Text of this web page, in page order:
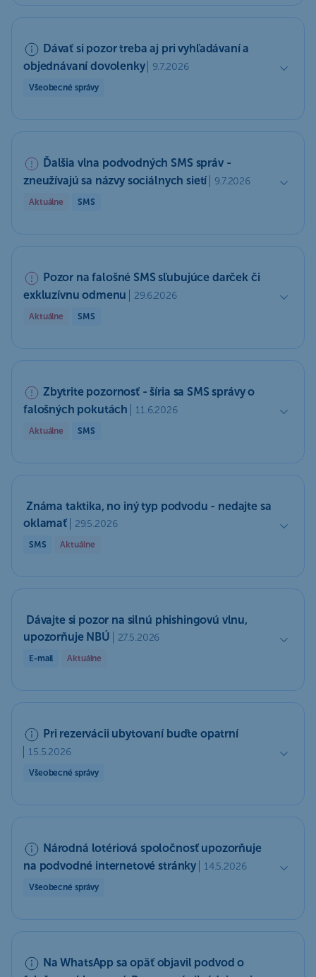
Dávať si pozor treba aj pri vyhľadávaní a
objednávaní dovolenky
9.7.2026
Všeobecné správy
Ďalšia vlna podvodných SMS správ -
zneužívajú sa názvy sociálnych sietí
9.7.2026
Aktuálne SMS
Pozor na falošné SMS sľubujúce darček či
exkluzívnu odmenu
29.6.2026
Aktuálne SMS
Zbytrite pozornosť - šíria sa SMS správy o
falošných pokutách
11.6.2026
Aktuálne SMS
Známa taktika, no iný typ podvodu - nedajte sa
oklamať
29.5.2026
SMS Aktuálne
Dávajte si pozor na silnú phishingovú vlnu,
upozorňuje NBÚ
27.5.2026
E-mail Aktuálne
Pri rezervácii ubytovaní buďte opatrní
15.5.2026
Všeobecné správy
Národná lotériová spoločnosť upozorňuje
na podvodné internetové stránky
14.5.2026
Všeobecné správy
Na WhatsApp sa opäť objavil podvod o